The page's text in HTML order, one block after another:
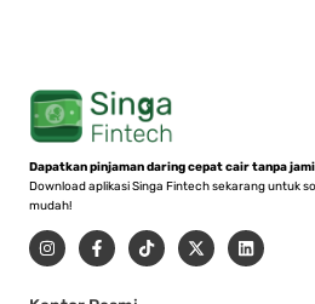
Dapatkan pinjaman daring cepat cair tanpa
Download aplikasi Singa Fintech sekarang untuk
mudah!
I
n
s
F
a
c
T
i
k
X
-
t
L
i
n